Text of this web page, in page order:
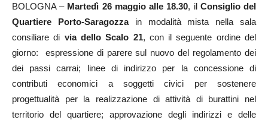
BOLOGNA –Martedì 26 maggio alle 18.30, il Consiglio del
Quartiere Porto-Saragozza in modalità mista nella sala
consiliare di via dello Scalo 21, con il seguente ordine del
giorno: espressione di parere sul nuovo del regolamento dei
dei passi carrai; linee di indirizzo per la concessione di
contributi economici a soggetti civici per sostenere
progettualità per la realizzazione di attività di burattini nel
territorio del quartiere; approvazione degli indirizzi e delle